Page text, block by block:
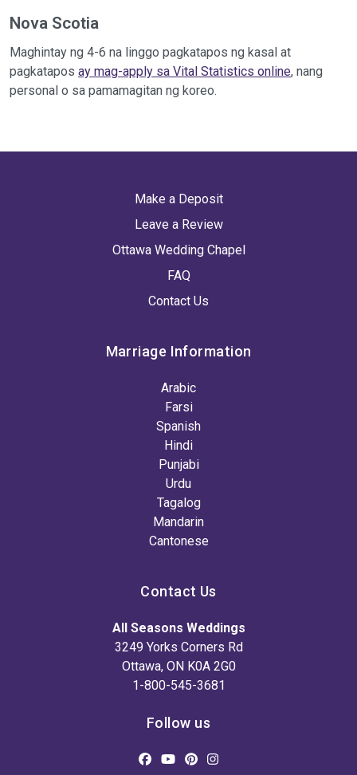
Nova Scotia
Maghintay ng 4-6 na linggo pagkatapos ng kasal at
pagkatapos ay mag-apply sa Vital Statistics online, nang
personal o sa pamamagitan ng koreo.
Make a Deposit
Leave a Review
Ottawa Wedding Chapel
FAQ
Contact Us
Marriage Information
Arabic
Farsi
Spanish
Hindi
Punjabi
Urdu
Tagalog
Mandarin
Cantonese
Contact Us
All Seasons Weddings
3249 Yorks Corners Rd
Ottawa, ON K0A 2G0
1-800-545-3681
Follow us